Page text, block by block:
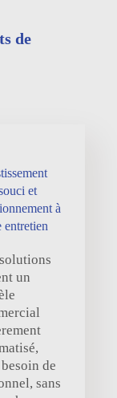
de
et
à
entretien
un
de
sans